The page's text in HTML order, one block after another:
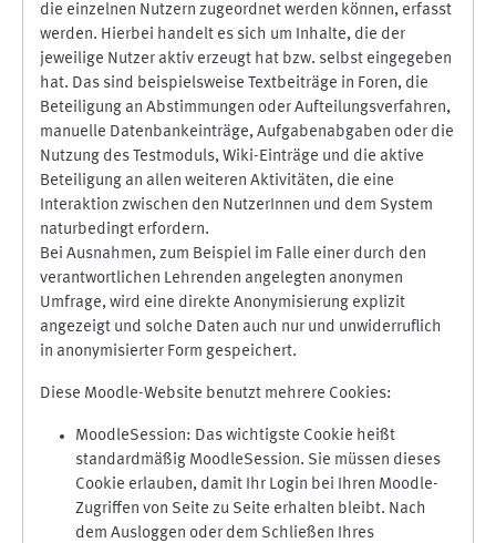
die einzelnen Nutzern zugeordnet werden können, erfasst
werden. Hierbei handelt es sich um Inhalte, die der
jeweilige Nutzer aktiv erzeugt hat bzw. selbst eingegeben
hat. Das sind beispielsweise Textbeiträge in Foren, die
Beteiligung an Abstimmungen oder Aufteilungsverfahren,
manuelle Datenbankeinträge, Aufgabenabgaben oder die
Nutzung des Testmoduls, Wiki-Einträge und die aktive
Beteiligung an allen weiteren Aktivitäten, die eine
Interaktion zwischen den NutzerInnen und dem System
naturbedingt erfordern.
Bei Ausnahmen, zum Beispiel im Falle einer durch den
verantwortlichen Lehrenden angelegten anonymen
Umfrage, wird eine direkte Anonymisierung explizit
angezeigt und solche Daten auch nur und unwiderruflich
in anonymisierter Form gespeichert.
Diese Moodle-Website benutzt mehrere Cookies:
MoodleSession: Das wichtigste Cookie heißt
standardmäßig MoodleSession. Sie müssen dieses
Cookie erlauben, damit Ihr Login bei Ihren Moodle-
Zugriffen von Seite zu Seite erhalten bleibt. Nach
dem Ausloggen oder dem Schließen Ihres